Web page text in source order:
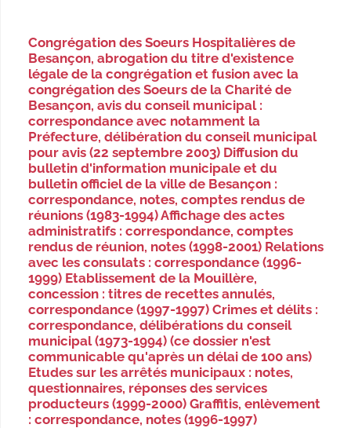
Congrégation des Soeurs Hospitalières de
Besançon, abrogation du titre d'existence
légale de la congrégation et fusion avec la
congrégation des Soeurs de la Charité de
Besançon, avis du conseil municipal :
correspondance avec notamment la
Préfecture, délibération du conseil municipal
pour avis (22 septembre 2003) Diffusion du
bulletin d'information municipale et du
bulletin officiel de la ville de Besançon :
correspondance, notes, comptes rendus de
réunions (1983-1994) Affichage des actes
administratifs : correspondance, comptes
rendus de réunion, notes (1998-2001) Relations
avec les consulats : correspondance (1996-
1999) Etablissement de la Mouillère,
concession : titres de recettes annulés,
correspondance (1997-1997) Crimes et délits :
correspondance, délibérations du conseil
municipal (1973-1994) (ce dossier n'est
communicable qu'après un délai de 100 ans)
Etudes sur les arrêtés municipaux : notes,
questionnaires, réponses des services
producteurs (1999-2000) Graffitis, enlèvement
: correspondance, notes (1996-1997)